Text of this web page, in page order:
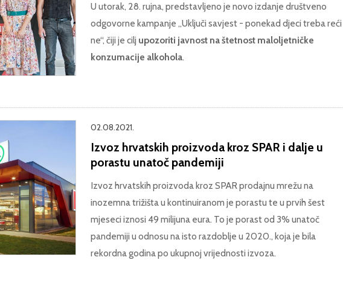
U utorak, 28. rujna, predstavljeno je novo izdanje društveno
odgovorne kampanje „Uključi savjest - ponekad djeci treba reći
ne“, čiji je cilj upozoriti javnost na štetnost maloljetničke
konzumacije alkohola.
02.08.2021.
Izvoz hrvatskih proizvoda kroz SPAR i dalje u
porastu unatoč pandemiji
Izvoz hrvatskih proizvoda kroz SPAR prodajnu mrežu na
inozemna trižišta u kontinuiranom je porastu te u prvih šest
mjeseci iznosi 49 milijuna eura. To je porast od 3% unatoč
pandemiji u odnosu na isto razdoblje u 2020., koja je bila
rekordna godina po ukupnoj vrijednosti izvoza.